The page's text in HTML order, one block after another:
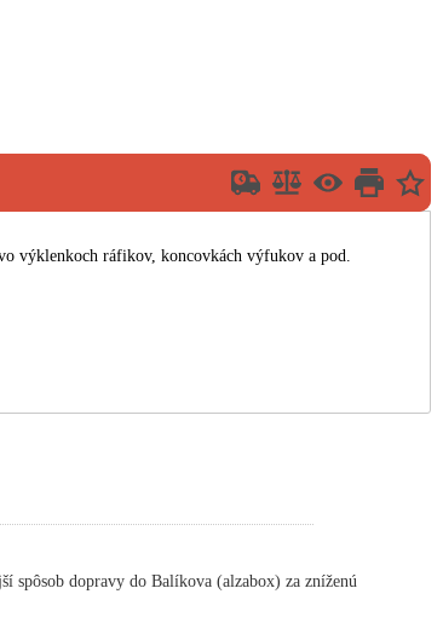
výklenkoch ráfikov, koncovkách výfukov a pod.
spôsob dopravy do Balíkova (alzabox) za zníženú